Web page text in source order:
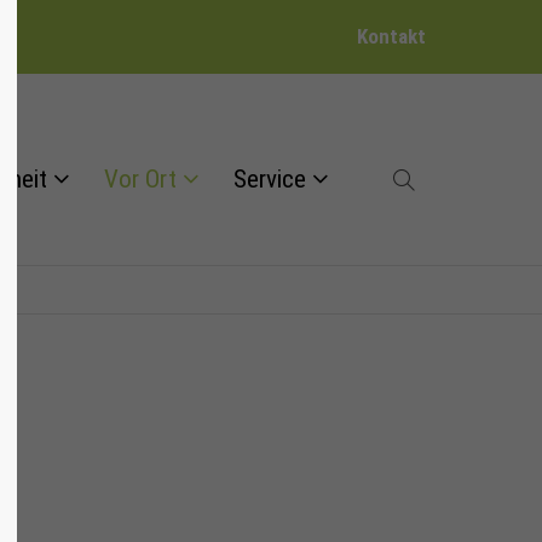
Kontakt
Vor Ort Service